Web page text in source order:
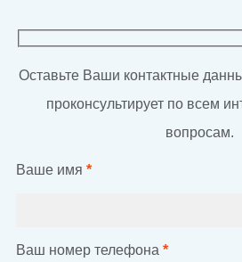
Оставьте Ваши контактные
проконсультирует по всем
вопросам.
Ваше имя *
Ваш номер телефона *